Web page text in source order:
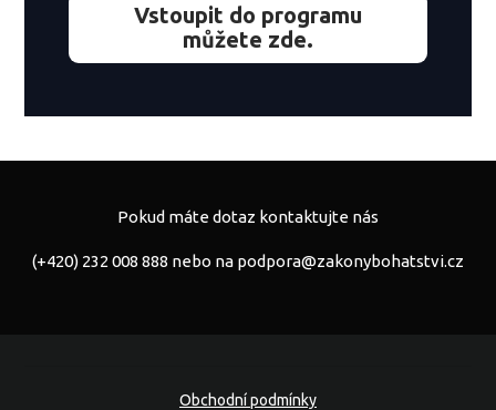
Vstoupit do programu
můžete zde.
Pokud máte dotaz kontaktujte nás
(+420) 232 008 888 nebo na podpora@zakonybohatstvi.cz
Obchodní podmínky